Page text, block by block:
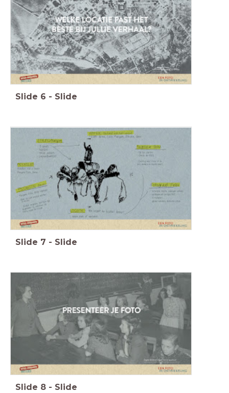
Slide 6 - Slide
Slide 7 - Slide
Slide 8 - Slide